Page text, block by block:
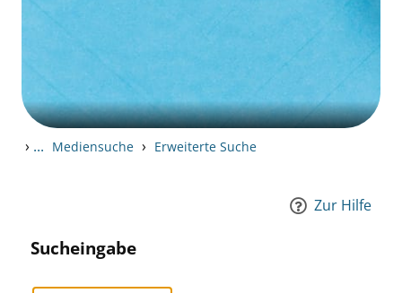
› ... Mediensuche › Erweiterte Suche
Zur Hilfe
Sucheingabe